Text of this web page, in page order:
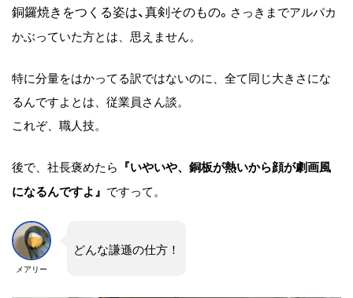
銅鑼焼きをつくる姿は、真剣そのもの。 さっきまでアルパカ
かぶっていた方とは、思えません。
特に分量をはかってる訳ではないのに、全て同じ大きさにな
るんですよとは、従業員さん談。
これぞ、職人技。
後で、社長褒めたら 『いやいや、銅板が熱いから顔が劇画風
になるんですよ』 ですって。
メアリー
どんな謙遜の仕方！